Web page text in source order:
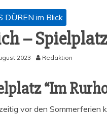
DÜREN im Blick
–
2023 Redaktion
“Im
vor den Som­mer­fe­ri­en